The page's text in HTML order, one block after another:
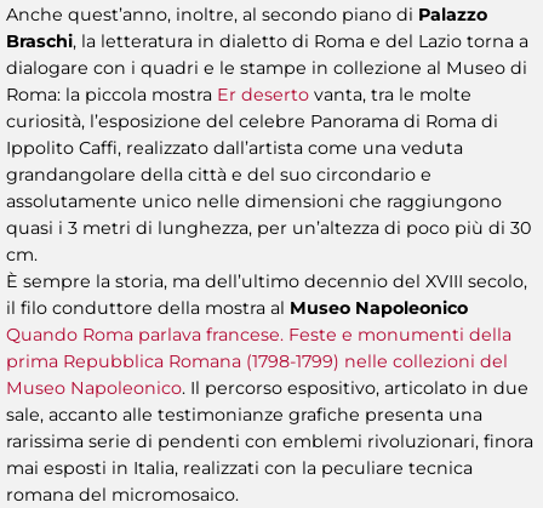
Anche quest’anno, inoltre, al secondo piano di Palazzo
Braschi, la letteratura in dialetto di Roma e del Lazio torna a
dialogare con i quadri e le stampe in collezione al Museo di
Roma: la piccola mostra Er deserto vanta, tra le molte
curiosità, l’esposizione del celebre Panorama di Roma di
Ippolito Caffi, realizzato dall’artista come una veduta
grandangolare della città e del suo circondario e
assolutamente unico nelle dimensioni che raggiungono
quasi i 3 metri di lunghezza, per un’altezza di poco più di 30
cm.
È sempre la storia, ma dell’ultimo decennio del XVIII secolo,
il filo conduttore della mostra al Museo Napoleonico
Quando Roma parlava francese. Feste e monumenti della
prima Repubblica Romana (1798-1799) nelle collezioni del
Museo Napoleonico. Il percorso espositivo, articolato in due
sale, accanto alle testimonianze grafiche presenta una
rarissima serie di pendenti con emblemi rivoluzionari, finora
mai esposti in Italia, realizzati con la peculiare tecnica
romana del micromosaico.